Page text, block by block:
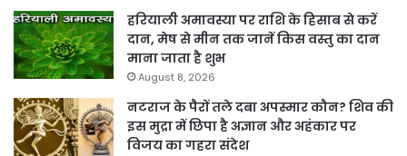
हरियाली अमावस्या पर राशि के हिसाब से करें
दान, मेष से मीन तक जानें किस वस्तु का दान
माना जाता है शुभ
August 8, 2026
नटराज के पैरों तले दबा अपस्मार कौन? शिव की
इस मुद्रा में छिपा है अज्ञान और अहंकार पर
विजय का गहरा संदेश